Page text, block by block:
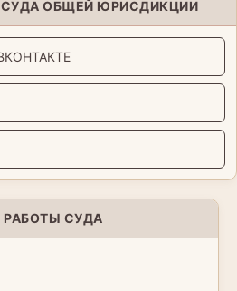
ОБЩЕЙ ЮРИСДИКЦИИ
СУДА